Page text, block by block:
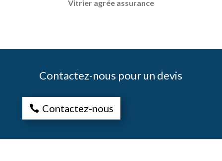
Vitrier agrée assurance
Contactez-nous pour un devis
Contactez-nous